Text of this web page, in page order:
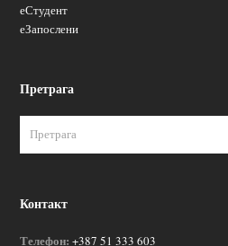
еСтудент
еЗапослени
Претрага
Контакт
Телефон: +387 51 333 603